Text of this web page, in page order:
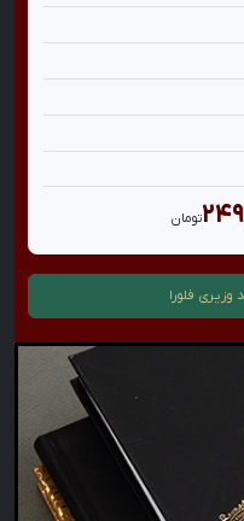
تومان
وزیری فلورا